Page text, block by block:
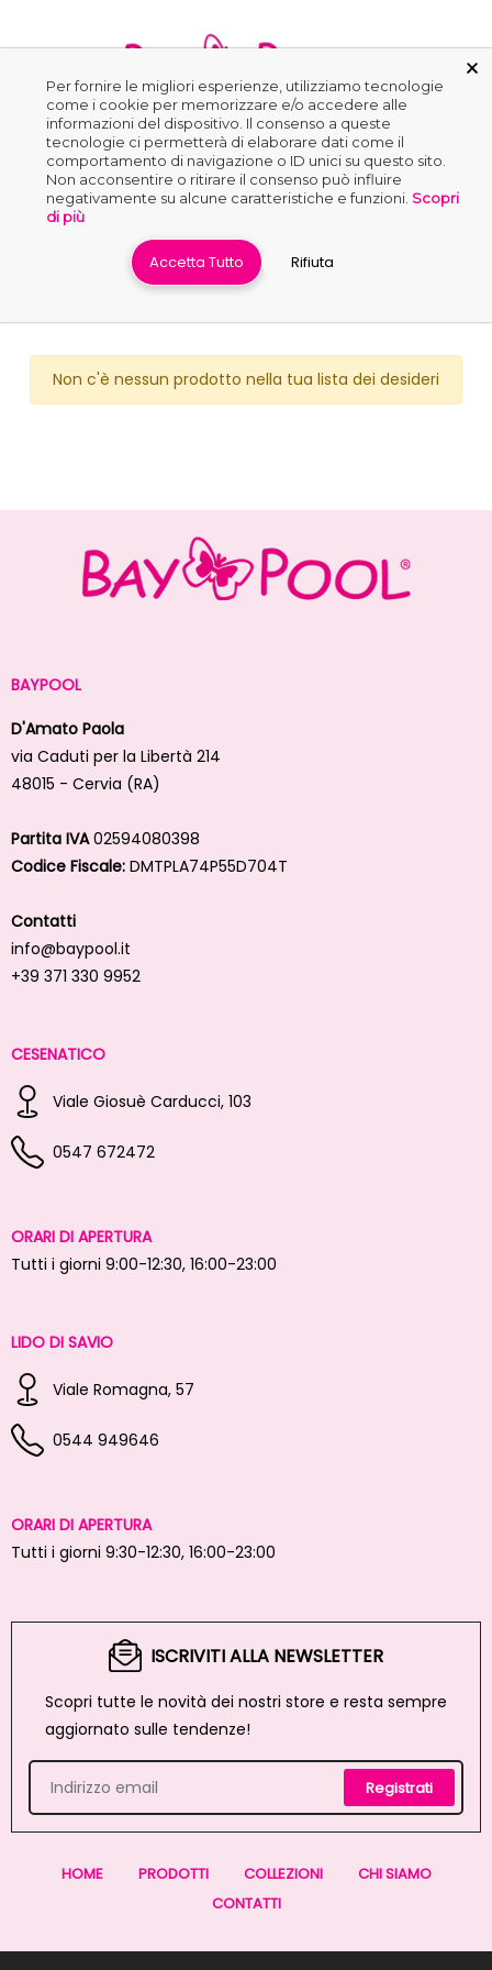
0
Non c'è nessun prodotto nella tua lista dei desideri
BAYPOOL
D'Amato Paola
via Caduti per la Libertà 214
48015 - Cervia (RA)
Partita IVA02594080398
Codice Fiscale: DMTPLA74P55D704T
Contatti
info@baypool.it
+39 371 330 9952
CESENATICO
Viale Giosuè Carducci, 103
0547 672472
ORARI DI APERTURA
Tutti i giorni 9:00-12:30, 16:00-23:00
LIDO DI SAVIO
Viale Romagna, 57
0544 949646
ORARI DI APERTURA
Tutti i giorni 9:30-12:30, 16:00-23:00
ISCRIVITI ALLA NEWSLETTER
Scopri tutte le novità dei nostri store e resta sempre
aggiornato sulle tendenze!
Registrati
HOME PRODOTTI COLLEZIONI
CHI SIAMO
CONTATTI
Per fornire le migliori esperienze, utilizziamo tecnologie
come i cookie per memorizzare e/o accedere alle
informazioni del dispositivo. Il consenso a queste
tecnologie ci permetterà di elaborare dati come il
comportamento di navigazione o ID unici su questo sito.
Non acconsentire o ritirare il consenso può influire
negativamente su alcune caratteristiche e funzioni. Scopri
di più
Accetta Tutto Rifiuta